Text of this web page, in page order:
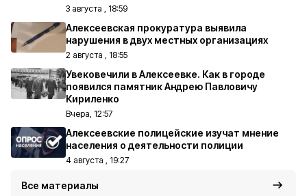
3 августа , 18:59
Алексеевская прокуратура выявила
нарушения в двух местных организациях
2 августа , 18:55
Увековечили в Алексеевке. Как в городе
появился памятник Андрею Павловичу
Кириленко
Вчера, 12:57
Алексеевские полицейские изучат мнение
населения о деятельности полиции
4 августа , 19:27
Все материалы